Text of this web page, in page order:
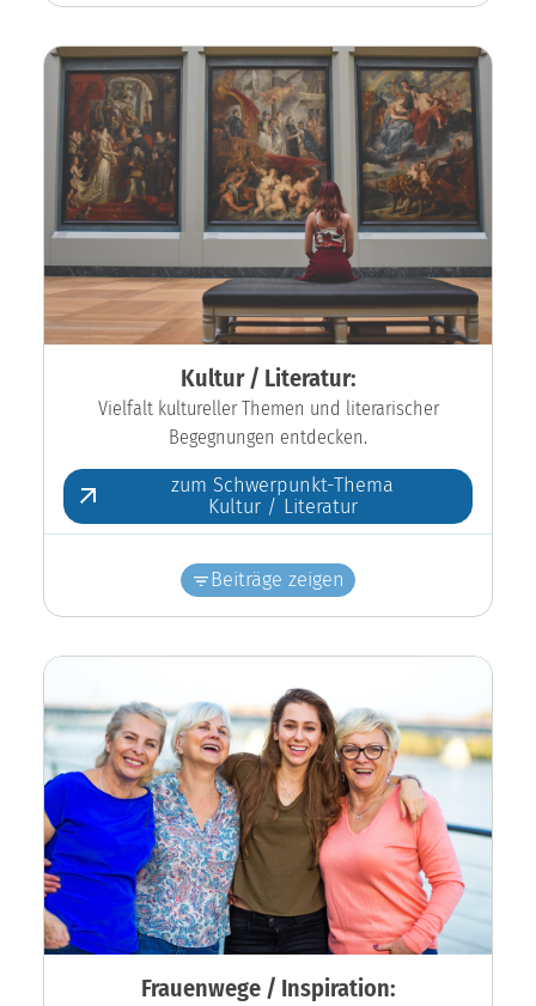
Kultur / Literatur:
Vielfalt kultureller Themen und literarischer
Begegnungen entdecken.
zum Schwerpunkt-Thema
Kultur / Literatur
Beiträge zeigen
Frauenwege / Inspiration: